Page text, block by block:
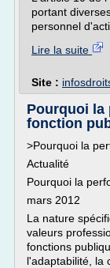
portant
personnel
Lire la suite
Site :
Pourquoi la
fonction
>Pourquoi la
Actualité
Pourquoi la
mars 2012
La nature
valeurs
fonctions
l'adaptabilité, la